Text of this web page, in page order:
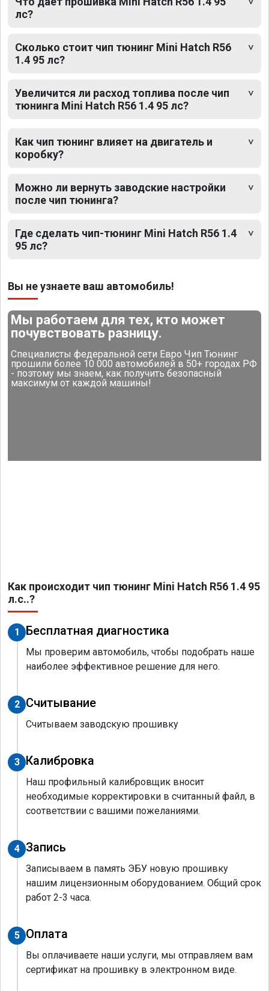
лс?
Сколько стоит чип тюнинг Mini Hatch R56
1.4 95 лс?
Увеличится ли расход топлива после чип
тюнинга Mini Hatch R56 1.4 95 лс?
Как чип тюнинг влияет на двигатель и
коробку?
Можно ли вернуть заводские настройки
после чип тюнинга?
Где сделать чип-тюнинг Mini Hatch R56 1.4
95 лс?
Вы не узнаете ваш автомобиль!
Мы работаем для тех, кто может
почувствовать разницу.
Специалисты федеральной сети Евро Чип Тюнинг
прошили более 10 000 автомобилей в 50+ городах РФ
- поэтому мы знаем, как получить безопасный
максимум от каждой машины!
Как происходит чип тюнинг Mini Hatch R56 1.4 95
л.с..?
1 Бесплатная диагностика
Мы проверим автомобиль, чтобы подобрать наше
наиболее эффективное решение для него.
2 Считывание
Считываем заводскую прошивку
3 Калибровка
Наш профильный калибровщик вносит
необходимые корректировки в считанный файл, в
соответствии с вашими пожеланиями.
4 Запись
Записываем в память ЭБУ новую прошивку
нашим лицензионным оборудованием. Общий срок
работ 2-3 часа.
5 Оплата
Вы оплачиваете наши услуги, мы отправляем вам
сертификат на прошивку в электронном виде.